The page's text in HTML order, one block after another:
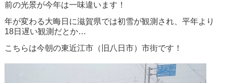
前の光景が今年は一味違います！
年が変わる大晦日に滋賀県では初雪が観測され、平年より
18日遅い観測だとか…
こちらは今朝の東近江市（旧八日市）市街です！